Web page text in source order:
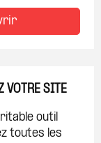
VOTRE SITE
outil
toutes les